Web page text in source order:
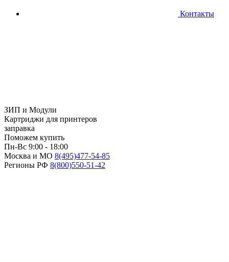
Контакты
ЗИП и Модули
Картриджи для принтеров
заправка
Поможем купить
Пн-Вс 9:00 - 18:00
Москва и МО 8(495)477-54-85
Регионы РФ 8(800)550-51-42